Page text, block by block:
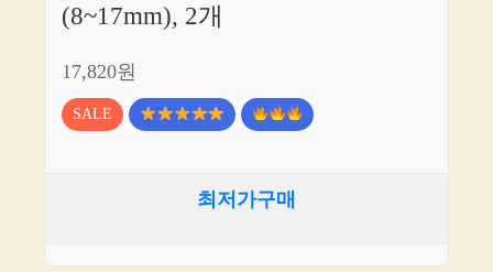
(8~17mm), 2개
17,820원
SALE
최저가구매